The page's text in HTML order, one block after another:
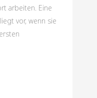
arbeiten. Eine
vor, wenn sie